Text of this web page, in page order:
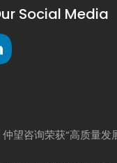
Social Media
望咨询荣获“高质量发